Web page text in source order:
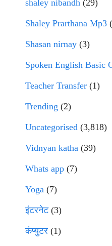
shaley nibandh (29)
Shaley Prarthana Mp3
Shasan nirnay (3)
Spoken English Basic
Teacher Transfer (1)
Trending (2)
Uncategorised (3,818)
Vidnyan katha (39)
Whats app (7)
Yoga (7)
इंटरनेट(3)
कंप्युटर (1)